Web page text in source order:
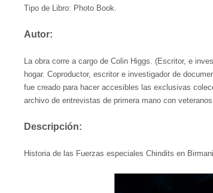
Tipo de Libro: Photo Book.
Autor:
La obra corre a cargo de Colin Higgs. (Escritor, e
hogar. Coproductor, escritor e investigador de
fue creado para hacer accesibles las exclusivas
archivo de entrevistas de primera mano con
Descripción:
Historia de las Fuerzas especiales Chindits en